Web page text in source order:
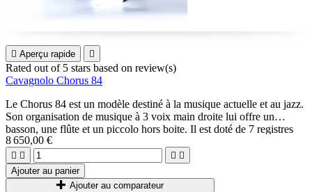
 Aperçu rapide 
Rated out of 5 stars based on review(s)
Cavagnolo Chorus 84
Le Chorus 84 est un modèle destiné à la musique actuelle et au jazz.
Son organisation de musique à 3 voix main droite lui offre un
basson, une flûte et un piccolo hors boite. Il est doté de 7 registres
main droite, ce qui le rend extrêmement polyvalent.
8 650,00 €
   
Ajouter au panier
Ajouter au comparateur